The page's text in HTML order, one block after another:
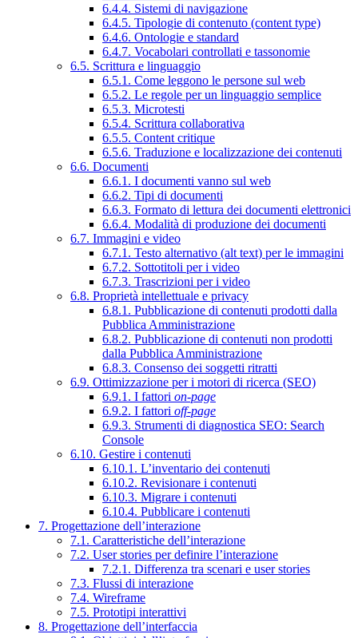
6.4.4. Sistemi di navigazione
6.4.5. Tipologie di contenuto (content type)
6.4.6. Ontologie e standard
6.4.7. Vocabolari controllati e tassonomie
6.5. Scrittura e linguaggio
6.5.1. Come leggono le persone sul web
6.5.2. Le regole per un linguaggio semplice
6.5.3. Microtesti
6.5.4. Scrittura collaborativa
6.5.5. Content critique
6.5.6. Traduzione e localizzazione dei contenuti
6.6. Documenti
6.6.1. I documenti vanno sul web
6.6.2. Tipi di documenti
6.6.3. Formato di lettura dei documenti elettronici
6.6.4. Modalità di produzione dei documenti
6.7. Immagini e video
6.7.1. Testo alternativo (alt text) per le immagini
6.7.2. Sottotitoli per i video
6.7.3. Trascrizioni per i video
6.8. Proprietà intellettuale e privacy
6.8.1. Pubblicazione di contenuti prodotti dalla
Pubblica Amministrazione
6.8.2. Pubblicazione di contenuti non prodotti
dalla Pubblica Amministrazione
6.8.3. Consenso dei soggetti ritratti
6.9. Ottimizzazione per i motori di ricerca (SEO)
6.9.1. I fattori on-page
6.9.2. I fattori off-page
6.9.3. Strumenti di diagnostica SEO: Search
Console
6.10. Gestire i contenuti
6.10.1. L’inventario dei contenuti
6.10.2. Revisionare i contenuti
6.10.3. Migrare i contenuti
6.10.4. Pubblicare i contenuti
7. Progettazione dell’interazione
7.1. Caratteristiche dell’interazione
7.2. User stories per definire l’interazione
7.2.1. Differenza tra scenari e user stories
7.3. Flussi di interazione
7.4. Wireframe
7.5. Prototipi interattivi
8. Progettazione dell’interfaccia